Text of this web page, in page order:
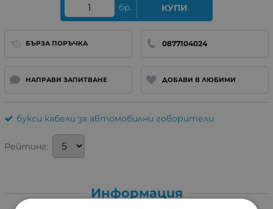
бр. КУПИ
БЪРЗА ПОРЪЧКА 0877104024
НАПРАВИ ЗАПИТВАНЕ ДОБАВИ В ЛЮБИМИ
букси кабели за автомобилни говорители
Рейтинг:
Информация